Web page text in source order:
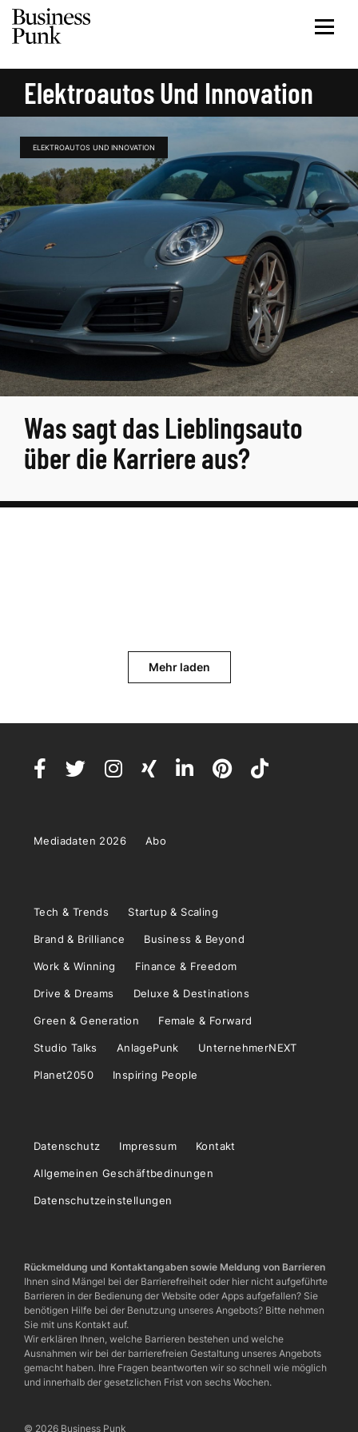
Elektroautos Und Innovation
ELEKTROAUTOS UND INNOVATION
Was sagt das Lieblingsauto
über die Karriere aus?
Mehr laden
Mediadaten 2026 Abo
Tech & Trends Startup & Scaling
Brand & Brilliance Business & Beyond
Work & Winning Finance & Freedom
Drive & Dreams Deluxe & Destinations
Green & Generation Female & Forward
Studio Talks AnlagePunk UnternehmerNEXT
Planet2050 Inspiring People
Datenschutz Impressum Kontakt
Allgemeinen Geschäftbedinungen
Datenschutzeinstellungen
Rückmeldung und Kontaktangaben sowie Meldung von Barrieren
Ihnen sind Mängel bei der Barrierefreiheit oder hier nicht aufgeführte
Barrieren in der Bedienung der Website oder Apps aufgefallen? Sie
benötigen Hilfe bei der Benutzung unseres Angebots? Bitte nehmen
Sie mit uns Kontakt auf.
Wir erklären Ihnen, welche Barrieren bestehen und welche
Ausnahmen wir bei der barrierefreien Gestaltung unseres Angebots
gemacht haben. Ihre Fragen beantworten wir so schnell wie möglich
und innerhalb der gesetzlichen Frist von sechs Wochen.
© 2026 Business Punk